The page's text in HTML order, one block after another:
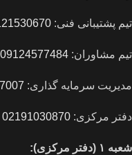
تیم پشتیبانی فنی:
تیم مشاوران: 09124577484
مدیریت سرمایه گذاری:
دفتر مرکزی: 02191030870
شعبه ۱ (دفتر مرکزی):